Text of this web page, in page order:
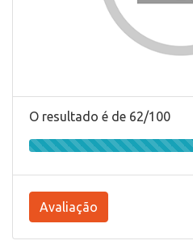
O resultado é de 62/100
Avaliação